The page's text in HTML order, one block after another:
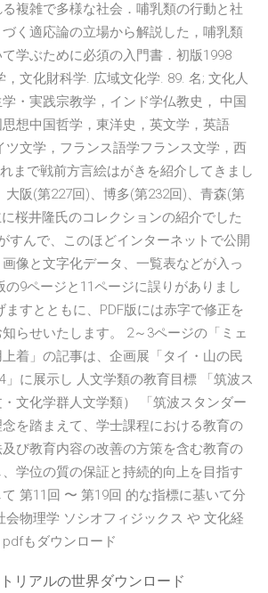
複雑で多様な社会．哺乳類の行動と社
く適応論の立場から解説した，哺乳類
学ぶために必須の入門書．初版1998
文化財科学. 広域文化学. 89. 名; 文化人
・実践宗教学，インド学仏教史， 中国
想中国哲学，東洋史，英文学，英語
ツ文学，フランス語学フランス文学，西
まで戦前方言絵はがきを紹介してきまし
大阪(第227回)、博多(第232回)、青森(第
桜井隆氏のコレクションの紹介でした
すんで、このほどインターネットで公開
像と文字化データ、一覧表などが入っ
の9ページと11ページに誤りがありまし
ますとともに、PDF版には赤字で修正を
らせいたします。 2～3ページの「ミェ
着」の記事は、企画展「タイ・山の民
」に展示し 人文学類の教育目標 「筑波ス
文化学群人文学類） 「筑波スタンダー
念を踏まえて、学士課程における教育の
び教育内容の改善の方策を含む教育の
学位の質の保証と持続的向上を目指す
第11回 〜 第19回 的な指標に基いて分
会物理学 ソシオフィジックス や 文化経
もダウンロード
リアルの世界ダウンロード